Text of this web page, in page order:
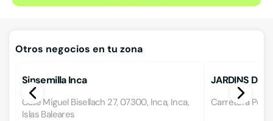
Otros negocios en tu zona
Sinsemilla Inca
Calle Miguel Bisellach 27, 07300, Inca, Inca,
Islas Baleares
JARDINS DE
Carretera Port